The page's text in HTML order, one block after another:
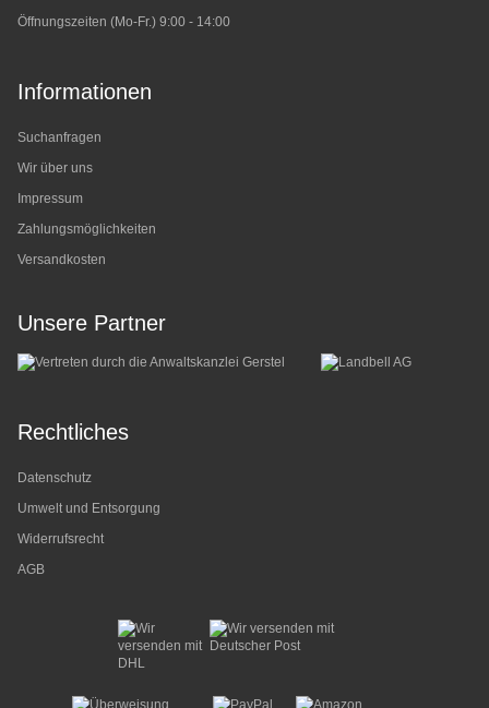
Öffnungszeiten (Mo-Fr.) 9:00 - 14:00
Informationen
Suchanfragen
Wir über uns
Impressum
Zahlungsmöglichkeiten
Versandkosten
Unsere Partner
Rechtliches
Datenschutz
Umwelt und Entsorgung
Widerrufsrecht
AGB